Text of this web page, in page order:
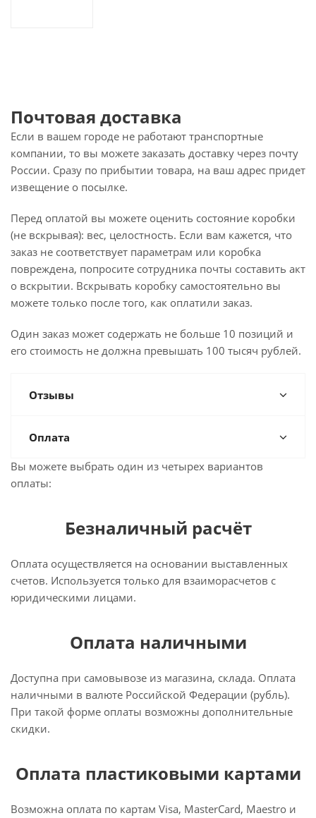
Почтовая доставка
Если в вашем городе не работают транспортные
компании, то вы можете заказать доставку через почту
России. Сразу по прибытии товара, на ваш адрес придет
извещение о посылке.
Перед оплатой вы можете оценить состояние коробки
(не вскрывая): вес, целостность. Если вам кажется, что
заказ не соответствует параметрам или коробка
повреждена, попросите сотрудника почты составить акт
о вскрытии. Вскрывать коробку самостоятельно вы
можете только после того, как оплатили заказ.
Один заказ может содержать не больше 10 позиций и
его стоимость не должна превышать 100 тысяч рублей.
Отзывы
Оплата
Вы можете выбрать один из четырех вариантов
оплаты:
Безналичный расчёт
Оплата осуществляется на основании выставленных
счетов. Используется только для взаиморасчетов с
юридическими лицами.
Оплата наличными
Доступна при самовывозе из магазина, склада. Оплата
наличными в валюте Российской Федерации (рубль).
При такой форме оплаты возможны дополнительные
скидки.
Оплата пластиковыми картами
Возможна оплата по картам Visa, MasterCard, Maestro и